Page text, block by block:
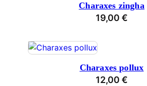
Charaxes zingha
19,00 €
Charaxes pollux
12,00 €